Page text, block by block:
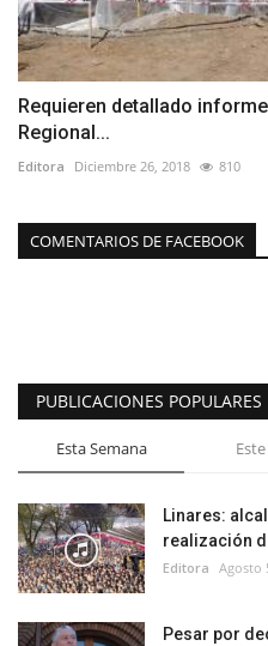
Requieren detallado
Regional...
Editora Diciembre 26, 2018 810
COMENTARIOS DE FACEBOOK
PUBLICACIONES POPULARES
Esta Semana
Linares:
realización
Editora Agosto
Pesar por